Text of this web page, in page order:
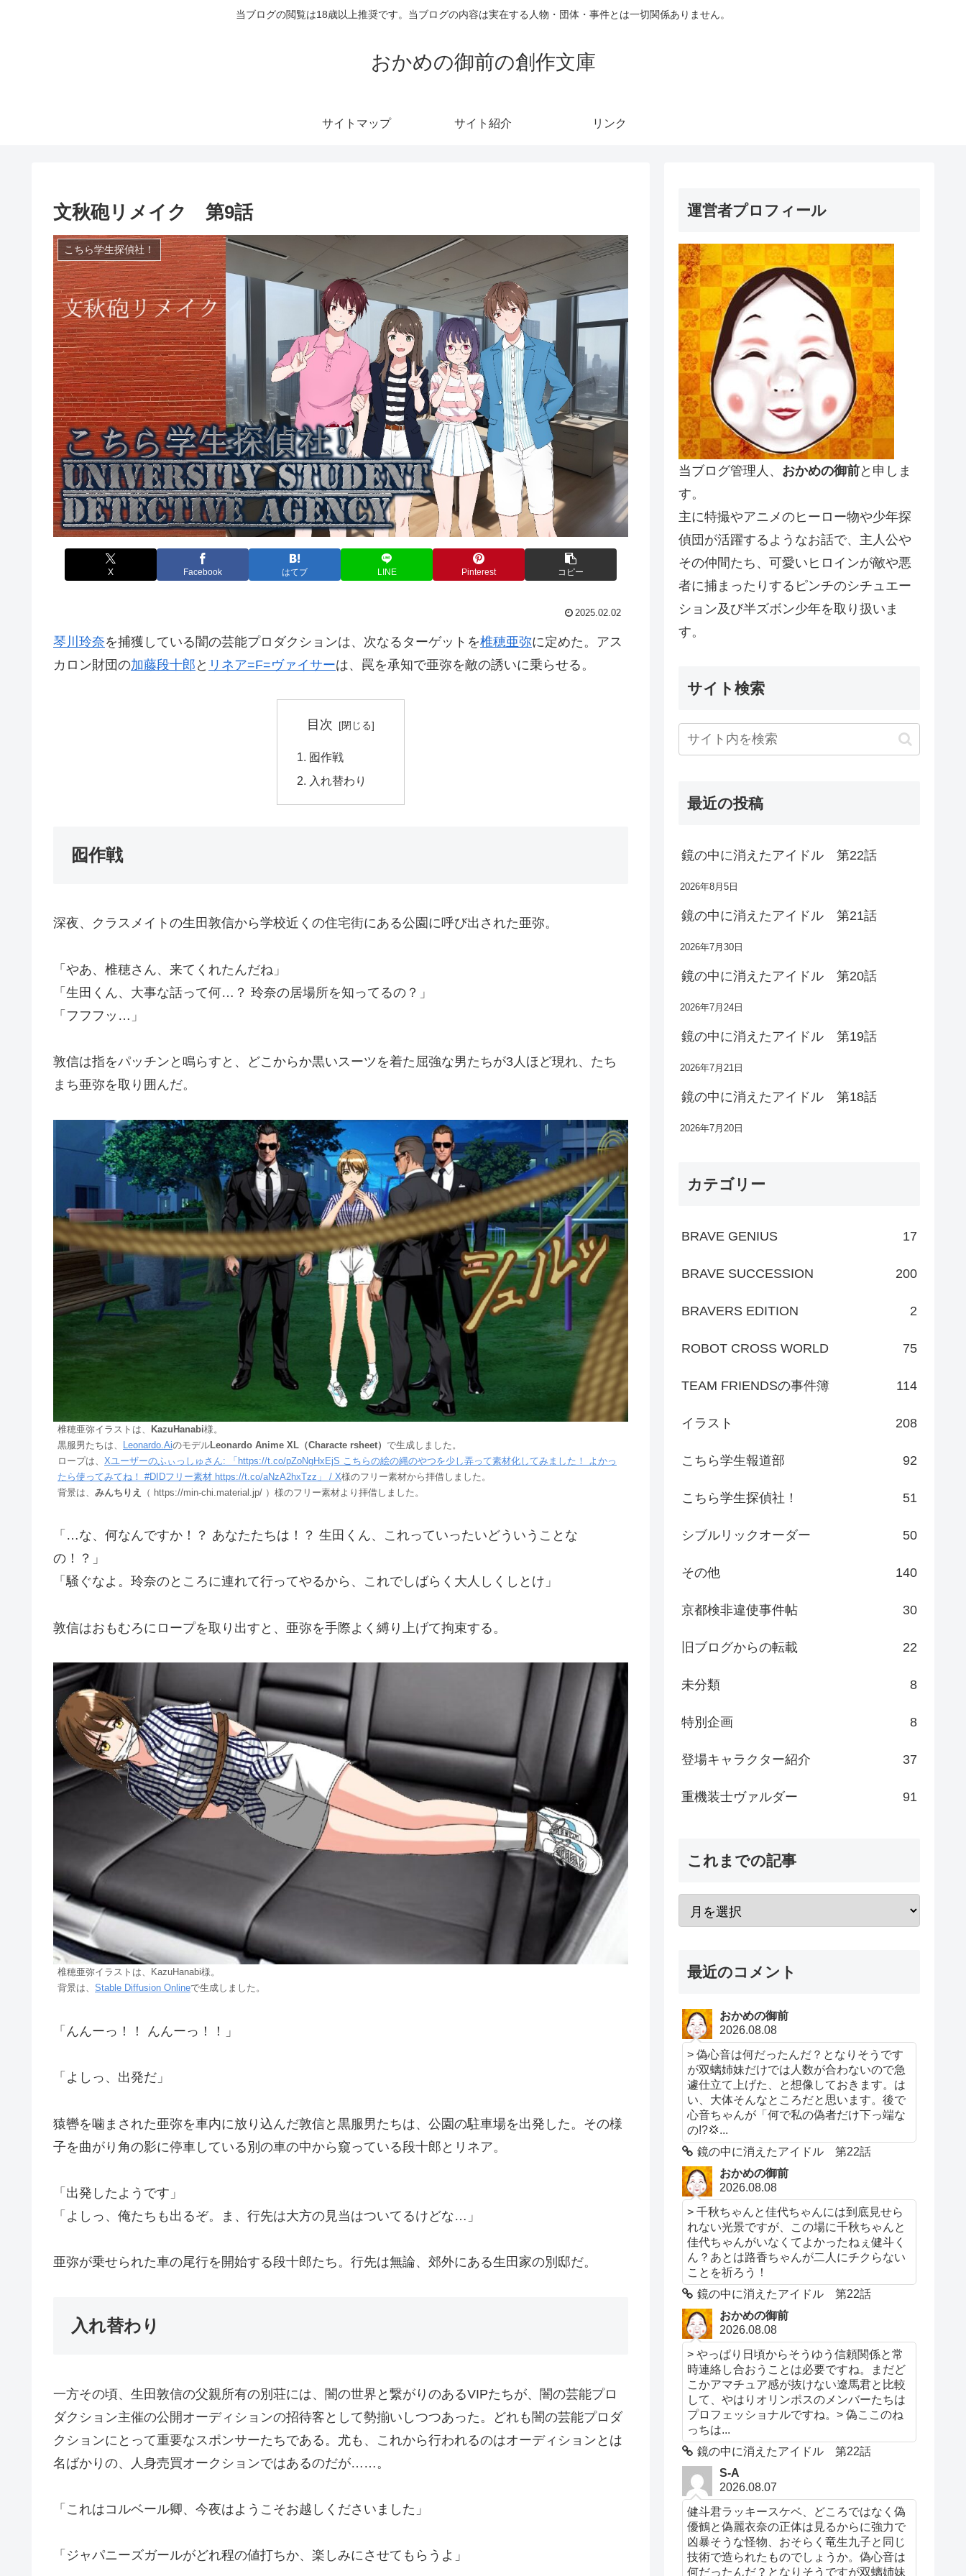
当ブログの閲覧は18歳以上推奨です。当ブログの内容は実在する人物・団体・事件とは一切関係ありません。
おかめの御前の創作文庫
サイトマップ サイト紹介 リンク
文秋砲リメイク 第9話
こちら学生探偵社！
X Facebook はてブ LINE Pinterest コピー
2025.02.02
琴川玲奈を捕獲している闇の芸能プロダクションは、次なるターゲットを椎穂亜弥に定めた。アス
カロン財団の加藤段十郎 と リネア=F=ヴァイサーは、罠を承知で亜弥を敵の誘いに乗らせる。
目次
囮作戦
入れ替わり
囮作戦
深夜、クラスメイトの生田敦信から学校近くの住宅街にある公園に呼び出された亜弥。
「やあ、椎穂さん、来てくれたんだね」
「生田くん、大事な話って何…？ 玲奈の居場所を知ってるの？」
「フフフッ…」
敦信は指をパッチンと鳴らすと、どこからか黒いスーツを着た屈強な男たちが3人ほど現れ、たち
まち亜弥を取り囲んだ。
椎穂亜弥イラストは、 KazuHanabi様。
黒服男たちは、
Leonardo.AiのモデルLeonardo Anime XL（Characte rsheet） で生成しました。
ロープは、 Xユーザーのふぃっしゅさん: 「https://t.co/pZoNgHxEjS こちらの絵の縄のやつを少し弄って素材化してみました！ よかっ
たら使ってみてね！ #DIDフリー素材 https://t.co/aNzA2hxTzz」 / X様のフリー素材から拝借しました。
背景は、 みんちりえ （ https://min-chi.material.jp/ ）様のフリー素材より拝借しました。
「…な、何なんですか！？ あなたたちは！？ 生田くん、これっていったいどういうことな
の！？」
「騒ぐなよ。玲奈のところに連れて行ってやるから、これでしばらく大人しくしとけ」
敦信はおもむろにロープを取り出すと、亜弥を手際よく縛り上げて拘束する。
椎穂亜弥イラストは、KazuHanabi様。
背景は、 Stable Diffusion Onlineで生成しました。
「んんーっ！！ んんーっ！！」
「よしっ、出発だ」
猿轡を噛まされた亜弥を車内に放り込んだ敦信と黒服男たちは、公園の駐車場を出発した。その様
子を曲がり角の影に停車している別の車の中から窺っている段十郎とリネア。
「出発したようです」
「よしっ、俺たちも出るぞ。ま、行先は大方の見当はついてるけどな…」
亜弥が乗せられた車の尾行を開始する段十郎たち。行先は無論、郊外にある生田家の別邸だ。
入れ替わり
一方その頃、生田敦信の父親所有の別荘には、闇の世界と繋がりのあるVIPたちが、闇の芸能プロ
ダクション主催の公開オーディションの招待客として勢揃いしつつあった。どれも闇の芸能プロダ
クションにとって重要なスポンサーたちである。尤も、これから行われるのはオーディションとは
名ばかりの、人身売買オークションではあるのだが……。
「これはコルベール卿、今夜はようこそお越しくださいました」
「ジャパニーズガールがどれ程の値打ちか、楽しみにさせてもらうよ」
運営者プロフィール
当ブログ管理人、 おかめの御前と申しま
す。
主に特撮やアニメのヒーロー物や少年探
偵団が活躍するようなお話で、主人公や
その仲間たち、可愛いヒロインが敵や悪
者に捕まったりするピンチのシチュエー
ション及び半ズボン少年を取り扱いま
す。
サイト検索
最近の投稿
鏡の中に消えたアイドル 第22話
2026年8月5日
鏡の中に消えたアイドル 第21話
2026年7月30日
鏡の中に消えたアイドル 第20話
2026年7月24日
鏡の中に消えたアイドル 第19話
2026年7月21日
鏡の中に消えたアイドル 第18話
2026年7月20日
カテゴリー
BRAVE GENIUS 17
BRAVE SUCCESSION 200
BRAVERS EDITION 2
ROBOT CROSS WORLD 75
TEAM FRIENDSの事件簿 114
イラスト 208
こちら学生報道部 92
こちら学生探偵社！ 51
シブルリックオーダー 50
その他 140
京都検非違使事件帖 30
旧ブログからの転載 22
未分類 8
特別企画 8
登場キャラクター紹介 37
重機装士ヴァルダー 91
これまでの記事
最近のコメント
おかめの御前
2026.08.08
> 偽心音は何だったんだ？となりそうです
が双螭姉妹だけでは人数が合わないので急
遽仕立て上げた、と想像しておきます。は
い、大体そんなところだと思います。後で
心音ちゃんが「何で私の偽者だけ下っ端な
の!?💢...
鏡の中に消えたアイドル 第22話
おかめの御前
2026.08.08
> 千秋ちゃんと佳代ちゃんには到底見せら
れない光景ですが、この場に千秋ちゃんと
佳代ちゃんがいなくてよかったねぇ健斗く
ん？あとは路香ちゃんが二人にチクらない
ことを祈ろう！
鏡の中に消えたアイドル 第22話
おかめの御前
2026.08.08
> やっぱり日頃からそうゆう信頼関係と常
時連絡し合おうことは必要ですね。まだど
こかアマチュア感が抜けない遼馬君と比較
して、やはりオリンポスのメンバーたちは
プロフェッショナルですね。> 偽ここのね
っちは...
鏡の中に消えたアイドル 第22話
S-A
2026.08.07
健斗君ラッキースケベ、どころではなく偽
優鶴と偽麗衣奈の正体は見るからに強力で
凶暴そうな怪物、おそらく竜生九子と同じ
技術で造られたものでしょうか。偽心音は
何だったんだ？となりそうですが双螭姉妹